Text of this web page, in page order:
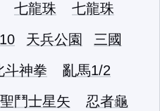
七龍珠
七龍珠
天兵公園
三國
斗神拳
亂馬1/2
聖鬥士星矢
忍者龜